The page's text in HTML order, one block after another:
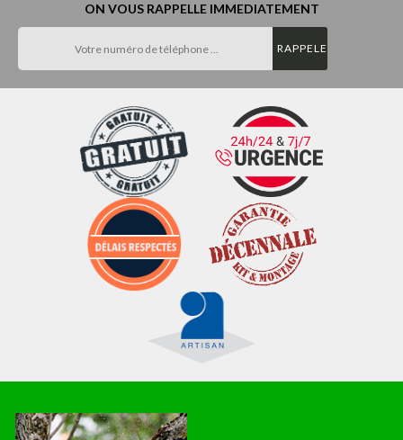
ON VOUS RAPPELLE IMMEDIATEMENT